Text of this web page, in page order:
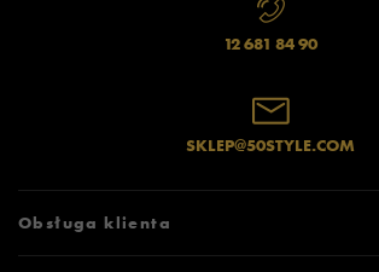
12 681 84 90
SKLEP@50STYLE.COM
Obsługa klienta